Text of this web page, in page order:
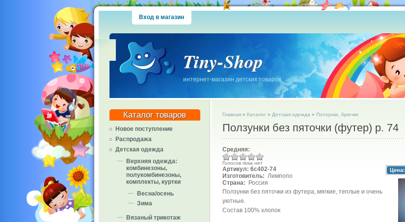
Вход в магазин
Tiny-Shop
интернет-магазин детских товаров
Каталог товаров
Новое поступление
Распродажа
Детская одежда
Верхняя одежда:
комбинезоны,
полукомбинезоны,
комплекты, куртки
Весна/осень
Зима
Вязаный трикотаж
Главная» Каталог» Детская одежда » Ползунки, брючки
Ползунки без пяточки (футер) р. 74
Средняя:
Голосов пока нет
Цена:
Артикул: 6с402-74
Изготовитель: Лимпопо
Страна: Россия
Ползунки без пяточки из футера, мягкие, теплые и очень
уютные.
Состав 100% хлопок